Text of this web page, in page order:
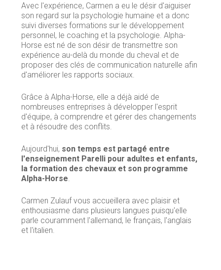
Avec l'expérience, Carmen a eu le désir d'aiguiser
son regard sur la psychologie humaine et a donc
suivi diverses formations sur le développement
personnel, le coaching et la psychologie. Alpha-
Horse est né de son désir de transmettre son
expérience au-delà du monde du cheval et de
proposer des clés de communication naturelle afin
d'améliorer les rapports sociaux.
Grâce à Alpha-Horse, elle a déjà aidé de
nombreuses entreprises à développer l'esprit
d'équipe, à comprendre et gérer des changements
et à résoudre des conflits.
Aujourd'hui, son temps est partagé entre
l'enseignement Parelli pour adultes et enfants,
la formation des chevaux et son programme
Alpha-Horse
Carmen Zulauf vous accueillera avec plaisir et
enthousiasme dans plusieurs langues puisqu'elle
parle couramment l'allemand, le français, l'anglais
et l'italien.